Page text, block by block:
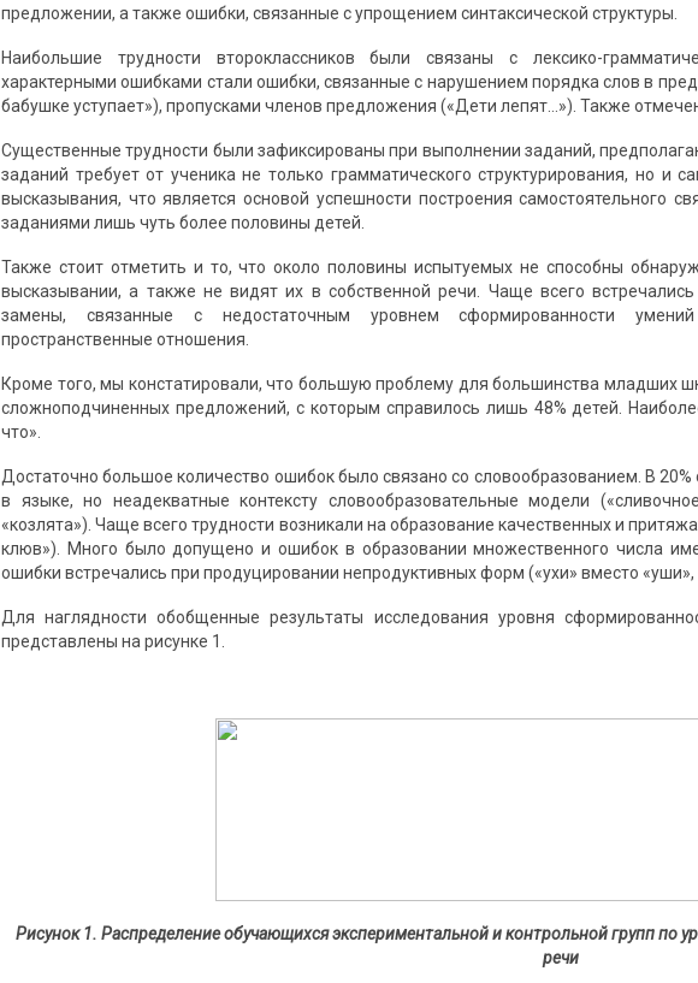
предложении, а также ошибки, связанные с упрощением синтаксической структуры.
Наибольшие трудности второклассников были связаны с лексико-
характерными ошибками стали ошибки, связанные с нарушением порядка слов в
бабушке уступает»), пропусками членов предложения («Дети лепят…»). Также
Существенные трудности были зафиксированы при выполнении заданий,
заданий требует от ученика не только грамматического структурирования, но и
высказывания, что является основой успешности построения самостоятельного
заданиями лишь чуть более половины детей.
Также стоит отметить и то, что около половины испытуемых не способны
высказывании, а также не видят их в собственной речи. Чаще всего
замены, связанные с недостаточным уровнем сформированности
пространственные отношения.
Кроме того, мы констатировали, что большую проблему для большинства младших
сложноподчиненных предложений, с которым справилось лишь 48% детей.
что».
Достаточно большое количество ошибок было связано со словообразованием. В
в языке, но неадекватные контексту словообразовательные модели
«козлята»). Чаще всего трудности возникали на образование качественных и
клюв»). Много было допущено и ошибок в образовании множественного числа
ошибки встречались при продуцировании непродуктивных форм («ухи» вместо «уши»,
Для наглядности обобщенные результаты исследования уровня
представлены на рисунке 1.
Рисунок 1. Распределение обучающихся экспериментальной и контрольной групп по
речи